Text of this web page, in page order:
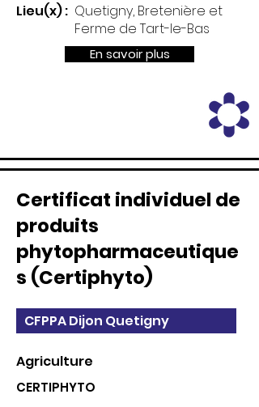
Lieu(x) : Quetigny, Bretenière et
Ferme de Tart-le-Bas
En savoir plus
Certificat individuel de
produits
phytopharmaceutique
s (Certiphyto)
CFPPA Dijon Quetigny
Agriculture
CERTIPHYTO